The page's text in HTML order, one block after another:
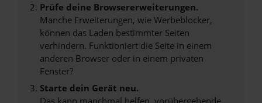
Prüfe deine Browsererweiterungen.
Manche Erweiterungen, wie Werbeblocker,
können das Laden bestimmter Seiten
verhindern. Funktioniert die Seite in einem
anderen Browser oder in einem privaten
Fenster?
Starte dein Gerät neu.
Das kann manchmal helfen, vorübergehende